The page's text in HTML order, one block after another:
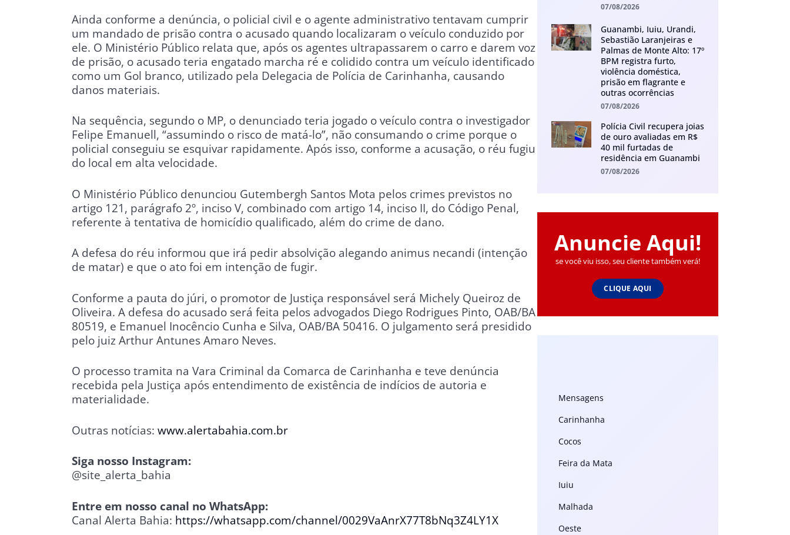
Ainda conforme a denúncia, o policial civil e o agente administrativo tentavam cumprir
um mandado de prisão contra o acusado quando localizaram o veículo conduzido por
ele. O Ministério Público relata que, após os agentes ultrapassarem o carro e darem voz
de prisão, o acusado teria engatado marcha ré e colidido contra um veículo identificado
como um Gol branco, utilizado pela Delegacia de Polícia de Carinhanha, causando
danos materiais.
Na sequência, segundo o MP, o denunciado teria jogado o veículo contra o investigador
Felipe Emanuell, “assumindo o risco de matá-lo”, não consumando o crime porque o
policial conseguiu se esquivar rapidamente. Após isso, conforme a acusação, o réu fugiu
do local em alta velocidade.
O Ministério Público denunciou Gutembergh Santos Mota pelos crimes previstos no
artigo 121, parágrafo 2º, inciso V, combinado com artigo 14, inciso II, do Código Penal,
referente à tentativa de homicídio qualificado, além do crime de dano.
A defesa do réu informou que irá pedir absolvição alegando animus necandi (intenção
de matar) e que o ato foi em intenção de fugir.
Conforme a pauta do júri, o promotor de Justiça responsável será Michely Queiroz de
Oliveira. A defesa do acusado será feita pelos advogados Diego Rodrigues Pinto, OAB/BA
80519, e Emanuel Inocêncio Cunha e Silva, OAB/BA 50416. O julgamento será presidido
pelo juiz Arthur Antunes Amaro Neves.
O processo tramita na Vara Criminal da Comarca de Carinhanha e teve denúncia
recebida pela Justiça após entendimento de existência de indícios de autoria e
materialidade.
Outras notícias: www.alertabahia.com.br
Siga nosso Instagram:
@site_alerta_bahia
Entre em nosso canal no WhatsApp:
Canal Alerta Bahia: https://whatsapp.com/channel/0029VaAnrX77T8bNq3Z4LY1X
07/08/2026
Guanambi, Iuiu, Urandi,
Sebastião Laranjeiras e
Palmas de Monte Alto: 17º
BPM registra furto,
violência doméstica,
prisão em flagrante e
outras ocorrências
07/08/2026
Polícia Civil recupera joias
de ouro avaliadas em R$
40 mil furtadas de
residência em Guanambi
07/08/2026
Anuncie Aqui!
se você viu isso, seu cliente também verá!
CLIQUE AQUI
Mensagens
Carinhanha
Cocos
Feira da Mata
Iuiu
Malhada
Oeste